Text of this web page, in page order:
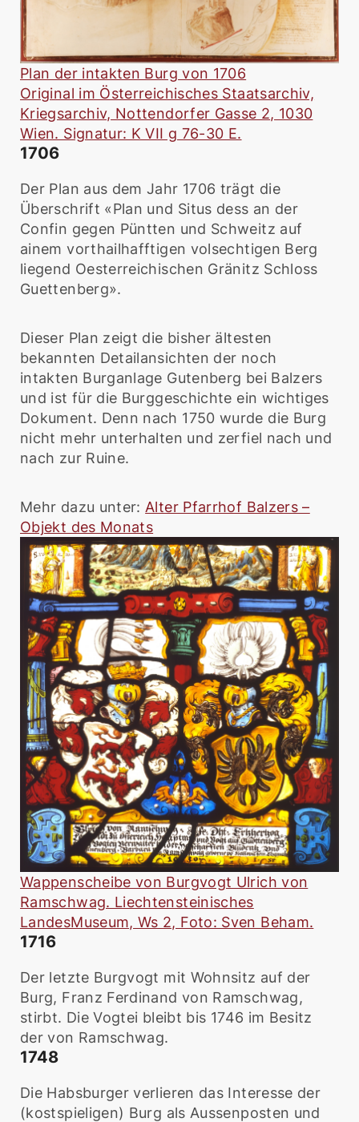
Plan der intakten Burg von 1706
Original im Österreichisches Staatsarchiv,
Kriegsarchiv, Nottendorfer Gasse 2, 1030
Wien. Signatur: K VII g 76-30 E.
1706
Der Plan aus dem Jahr 1706 trägt die
Überschrift «Plan und Situs dess an der
Confin gegen Püntten und Schweitz auf
ainem vorthailhafftigen volsechtigen Berg
liegend Oesterreichischen Gränitz Schloss
Guettenberg».
Dieser Plan zeigt die bisher ältesten
bekannten Detailansichten der noch
intakten Burganlage Gutenberg bei Balzers
und ist für die Burggeschichte ein wichtiges
Dokument. Denn nach 1750 wurde die Burg
nicht mehr unterhalten und zerfiel nach und
nach zur Ruine.
Mehr dazu unter:Alter Pfarrhof Balzers –
Objekt des Monats
Wappenscheibe von Burgvogt Ulrich von
Ramschwag. Liechtensteinisches
LandesMuseum, Ws 2, Foto: Sven Beham.
1716
Der letzte Burgvogt mit Wohnsitz auf der
Burg, Franz Ferdinand von Ramschwag,
stirbt. Die Vogtei bleibt bis 1746 im Besitz
der von Ramschwag.
1748
Die Habsburger verlieren das Interesse der
(kostspieligen) Burg als Aussenposten und